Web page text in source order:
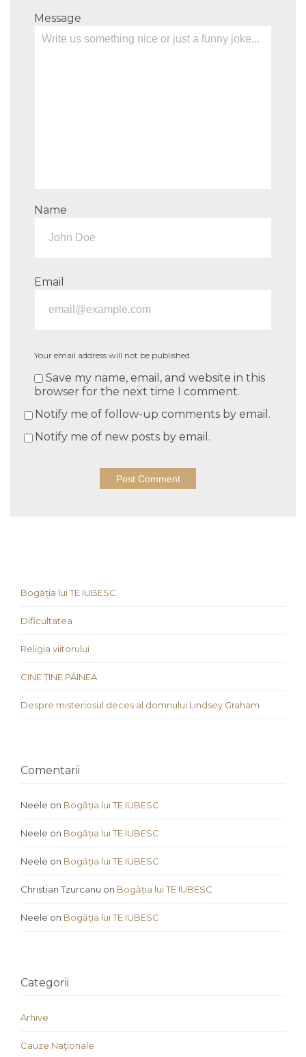
Message
Name
Email
Your email address will not be published.
Save my name, email, and website in this
browser for the next time I comment.
Notify me of follow-up comments by email.
Notify me of new posts by email.
Bogăția lui TE IUBESC
Dificultatea
Religia viitorului
CINE ȚINE PÂINEA
Despre misteriosul deces al domnului Lindsey Graham
Comentarii
Neele on Bogăția lui TE IUBESC
Neele on Bogăția lui TE IUBESC
Neele on Bogăția lui TE IUBESC
Christian Tzurcanu on Bogăția lui TE IUBESC
Neele on Bogăția lui TE IUBESC
Categorii
Arhive
Cauze Naţionale